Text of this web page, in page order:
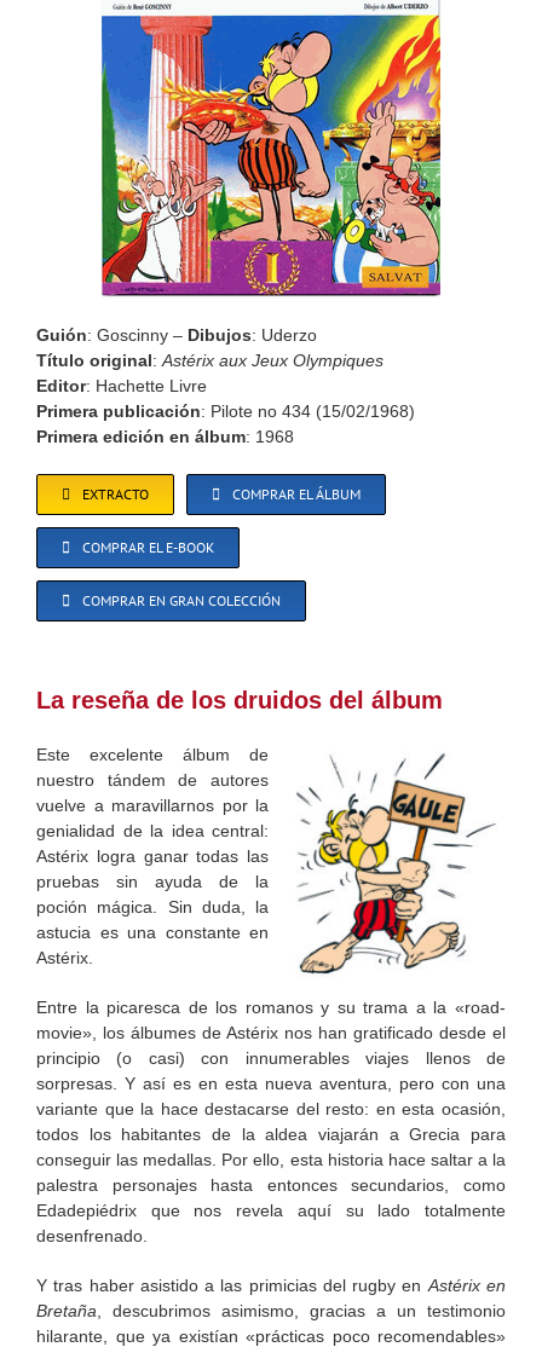
Guión: Goscinny – Dibujos: Uderzo
Título original: Astérix aux Jeux Olympiques
Editor: Hachette Livre
Primera publicación: Pilote no 434 (15/02/1968)
Primera edición en álbum: 1968
EXTRACTO COMPRAR EL ÁLBUM
COMPRAR EL E-BOOK
COMPRAR EN GRAN COLECCIÓN
La reseña de los druidos del álbum
Este excelente álbum de
nuestro tándem de autores
vuelve a maravillarnos por la
genialidad de la idea central:
Astérix logra ganar todas las
pruebas sin ayuda de la
poción mágica. Sin duda, la
astucia es una constante en
Astérix.
Entre la picaresca de los romanos y su trama a la «road-
movie», los álbumes de Astérix nos han gratificado desde el
principio (o casi) con innumerables viajes llenos de
sorpresas. Y así es en esta nueva aventura, pero con una
variante que la hace destacarse del resto: en esta ocasión,
todos los habitantes de la aldea viajarán a Grecia para
conseguir las medallas. Por ello, esta historia hace saltar a la
palestra personajes hasta entonces secundarios, como
Edadepiédrix que nos revela aquí su lado totalmente
desenfrenado.
Y tras haber asistido a las primicias del rugby en Astérix en
Bretaña , descubrimos asimismo, gracias a un testimonio
hilarante, que ya existían «prácticas poco recomendables»